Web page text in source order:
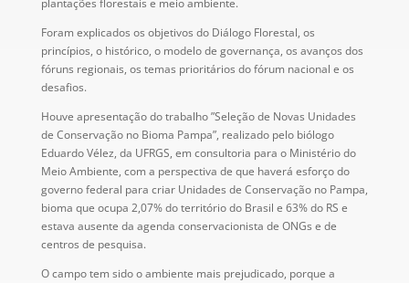
plantações florestais e meio ambiente.
Foram explicados os objetivos do Diálogo Florestal, os
princípios, o histórico, o modelo de governança, os avanços dos
fóruns regionais, os temas prioritários do fórum nacional e os
desafios.
Houve apresentação do trabalho ”Seleção de Novas Unidades
de Conservação no Bioma Pampa”, realizado pelo biólogo
Eduardo Vélez, da UFRGS, em consultoria para o Ministério do
Meio Ambiente, com a perspectiva de que haverá esforço do
governo federal para criar Unidades de Conservação no Pampa,
bioma que ocupa 2,07% do território do Brasil e 63% do RS e
estava ausente da agenda conservacionista de ONGs e de
centros de pesquisa.
O campo tem sido o ambiente mais prejudicado, porque a